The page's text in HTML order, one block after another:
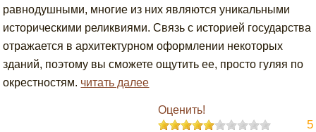
равнодушными, многие из них являются уникальными
историческими реликвиями. Связь с историей государства
отражается в архитектурном оформлении некоторых
зданий, поэтому вы сможете ощутить ее, просто гуляя по
окрестностям. читать далее
Оценить!
5